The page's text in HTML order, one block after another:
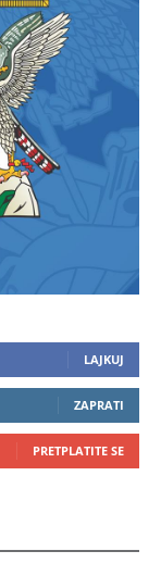
LAJKUJ
ZAPRATI
PRETPLATITE SE